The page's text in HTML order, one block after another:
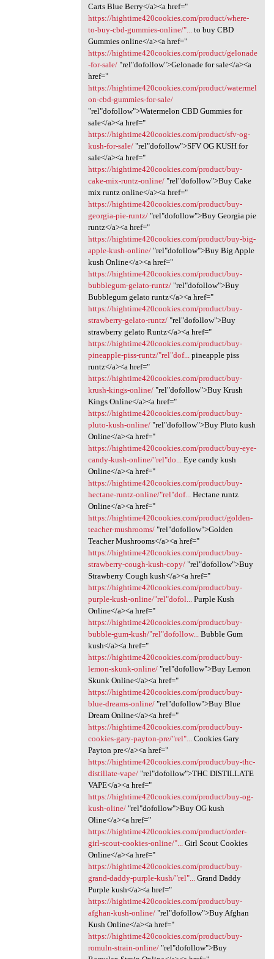
Carts Blue Berry</a><a href="
https://hightime420cookies.com/product/where-
to-buy-cbd-gummies-online/"...
to buy CBD
Gummies online</a><a href="
https://hightime420cookies.com/product/gelonade
-for-sale/‎"rel"dofollow">Gelonade for sale</a><a
href="
https://hightime420cookies.com/product/watermel
on-cbd-gummies-for-sale/
"rel"dofollow">Watermelon CBD Gummies for
sale</a><a href="
https://hightime420cookies.com/product/sfv-og-
kush-for-sale/‎"rel"dofollow">SFV OG KUSH for
sale</a><a href="
https://hightime420cookies.com/product/buy-
cake-mix-runtz-online/‎"rel"dofollow">Buy Cake
mix runtz online</a><a href="
https://hightime420cookies.com/product/buy-
georgia-pie-runtz/‎"rel"dofollow">Buy Georgia pie
runtz</a><a href="
https://hightime420cookies.com/product/buy-big-
apple-kush-online/‎"rel"dofollow">Buy Big Apple
kush Online</a><a href="
https://hightime420cookies.com/product/buy-
bubblegum-gelato-runtz/‎"rel"dofollow">Buy
Bubblegum gelato runtz</a><a href="
https://hightime420cookies.com/product/buy-
strawberry-gelato-runtz/‎"rel"dofollow">Buy
strawberry gelato Runtz</a><a href="
https://hightime420cookies.com/product/buy-
pineapple-piss-runtz/"rel"dof...
pineapple piss
runtz</a><a href="
https://hightime420cookies.com/product/buy-
krush-kings-online/"rel"dofollow">Buy Krush
Kings Online</a><a href="
https://hightime420cookies.com/product/buy-
pluto-kush-online/‎"rel"dofollow">Buy Pluto kush
Online</a><a href="
https://hightime420cookies.com/product/buy-eye-
candy-kush-online/"rel"do...
Eye candy kush
Online</a><a href="
https://hightime420cookies.com/product/buy-
hectane-runtz-online/"rel"dof...
Hectane runtz
Online</a><a href="
https://hightime420cookies.com/product/golden-
teacher-mushrooms/‎"rel"dofollow">Golden
Teacher Mushrooms</a><a href="
https://hightime420cookies.com/product/buy-
strawberry-cough-kush-copy/‎"rel"dofollow">Buy
Strawberry Cough kush</a><a href="
https://hightime420cookies.com/product/buy-
purple-kush-online/"rel"dofol...
Purple Kush
Online</a><a href="
https://hightime420cookies.com/product/buy-
bubble-gum-kush/"rel"dofollow...
Bubble Gum
kush</a><a href="
https://hightime420cookies.com/product/buy-
lemon-skunk-online/‎"rel"dofollow">Buy Lemon
Skunk Online</a><a href="
https://hightime420cookies.com/product/buy-
blue-dreams-online/‎"rel"dofollow">Buy Blue
Dream Online</a><a href="
https://hightime420cookies.com/product/buy-
cookies-gary-payton-pre/"rel"...
Cookies Gary
Payton pre</a><a href="
https://hightime420cookies.com/product/buy-thc-
distillate-vape/‎"rel"dofollow">THC DISTILLATE
VAPE</a><a href="
https://hightime420cookies.com/product/buy-og-
kush-oline/‎"rel"dofollow">Buy OG kush
Oline</a><a href="
https://hightime420cookies.com/product/order-
girl-scout-cookies-online/"...
Girl Scout Cookies
Online</a><a href="
https://hightime420cookies.com/product/buy-
grand-daddy-purple-kush/"rel"...
Grand Daddy
Purple kush</a><a href="
https://hightime420cookies.com/product/buy-
afghan-kush-online/"rel"dofollow">Buy Afghan
Kush Online</a><a href="
https://hightime420cookies.com/product/buy-
romuln-strain-online/‎"rel"dofollow">Buy